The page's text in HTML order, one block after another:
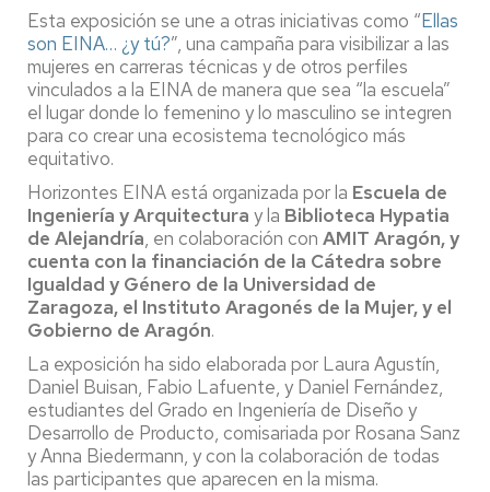
Esta exposición se une a otras iniciativas como “Ellas
son EINA… ¿y tú?”, una campaña para visibilizar a las
mujeres en carreras técnicas y de otros perfiles
vinculados a la EINA de manera que sea “la escuela”
el lugar donde lo femenino y lo masculino se integren
para co crear una ecosistema tecnológico más
equitativo.
Horizontes EINA está organizada por la Escuela de
Ingeniería y Arquitectura y la Biblioteca Hypatia
de Alejandría, en colaboración con AMIT Aragón, y
cuenta con la financiación de la Cátedra sobre
Igualdad y Género de la Universidad de
Zaragoza, el Instituto Aragonés de la Mujer, y el
Gobierno de Aragón.
La exposición ha sido elaborada por Laura Agustín,
Daniel Buisan, Fabio Lafuente, y Daniel Fernández,
estudiantes del Grado en Ingeniería de Diseño y
Desarrollo de Producto, comisariada por Rosana Sanz
y Anna Biedermann, y con la colaboración de todas
las participantes que aparecen en la misma.